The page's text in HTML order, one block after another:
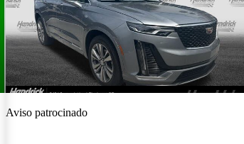
Aviso patrocinado